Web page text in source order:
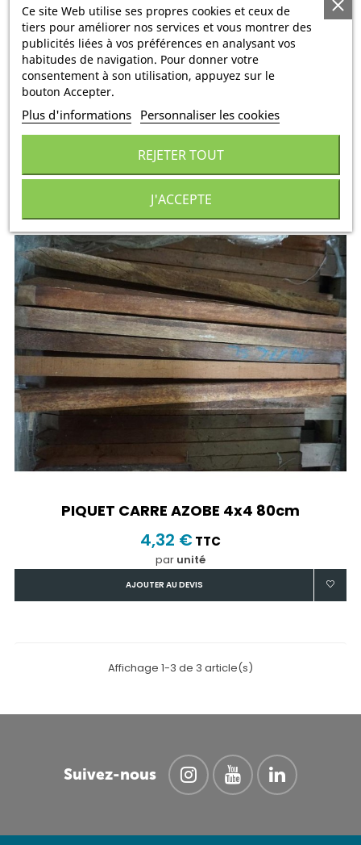
PIQUET CARRE AZOBE 4x4 60cm
3,36 €TTC
parunité
AJOUTER AU DEVIS
PIQUET CARRE AZOBE 4x4 80cm
4,32 €TTC
par unité
AJOUTER AU DEVIS
Affichage 1-3 de 3 article(s)
Suivez-nous
Ce site Web utilise ses propres cookies et ceux de
tiers pour améliorer nos services et vous montrer des
publicités liées à vos préférences en analysant vos
habitudes de navigation. Pour donner votre
consentement à son utilisation, appuyez sur le
bouton Accepter.
Plus d'informations Personnaliser les cookies
REJETER TOUT
J'ACCEPTE